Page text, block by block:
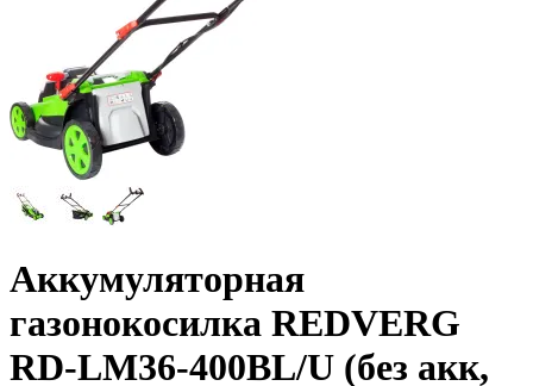
Аккумуляторная
газонокосилка REDVERG
RD-LM36-400BL/U (без акк,